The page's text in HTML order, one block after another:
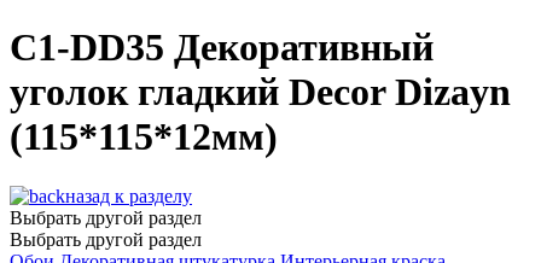
C1-DD35 Декоративный
уголок гладкий Decor Dizayn
(115*115*12мм)
назад к разделу
Выбрать другой раздел
Выбрать другой раздел